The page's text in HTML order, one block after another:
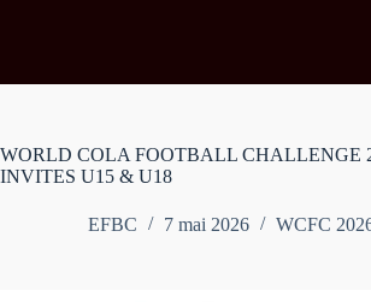
WORLD COLA FOOTBALL CHALLENGE
INVITES U15 & U18
EFBC 7 mai 2026 WCFC